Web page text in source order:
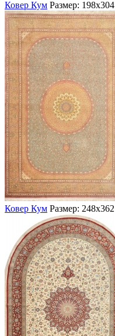
Ковер Кум Размер: 198х304
Ковер Кум Размер: 248х362